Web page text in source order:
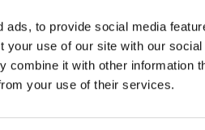
to provide social media
your use of our site with our social
it with other information
your use of their services.